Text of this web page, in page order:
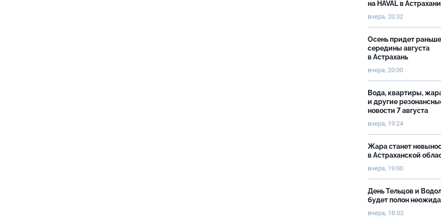
на HAVAL в Астрахани
вчера, 20:32
Осень придет раньше
середины августа
в Астрахань
вчера, 20:00
Вода, квартиры,
и другие
новости 7 августа
вчера, 19:24
Жара станет
в Астраханской
вчера, 19:00
День Тельцов и
будет полон
вчера, 18:02